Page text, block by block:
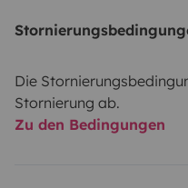
Die
Stornierung ab.
Zu den Bedingungen